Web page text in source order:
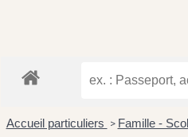
Accueil particuliers > Famille -